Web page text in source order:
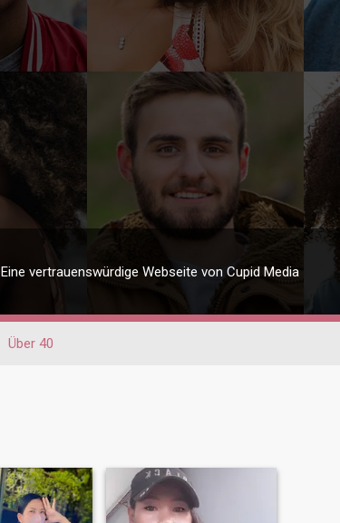
Eine vertrauenswürdige Webseite von Cupid Media
Über 40